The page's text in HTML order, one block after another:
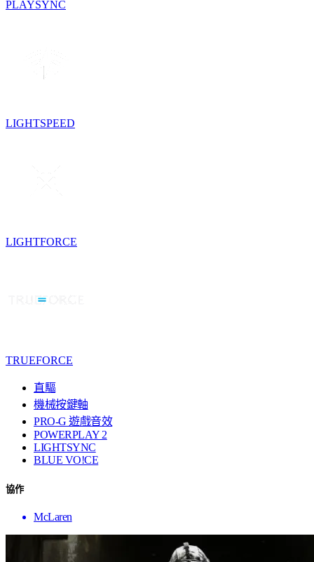
PLAYSYNC
LIGHTSPEED
LIGHTFORCE
TRUEFORCE
直驅
機械按鍵軸
PRO-G 遊戲音效
POWERPLAY 2
LIGHTSYNC
BLUE VO!CE
協作
McLaren